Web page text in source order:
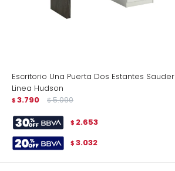
Escritorio Una Puerta Dos Estantes Sauder
Linea Hudson
$ 3.790 $ 5.090
$ 2.653
$ 3.032